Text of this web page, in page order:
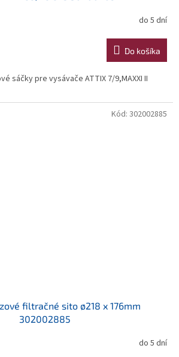
do 5 dní
Do košíka
sáčky pre vysávače ATTIX 7/9,MAXXI II
filtračné sito ø218 x 176mm
302002885
do 5 dní
Kód: 302002885